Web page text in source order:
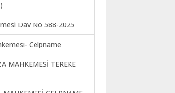
Dav No 588-2025
Celpname
MAHKEMESİ TEREKE